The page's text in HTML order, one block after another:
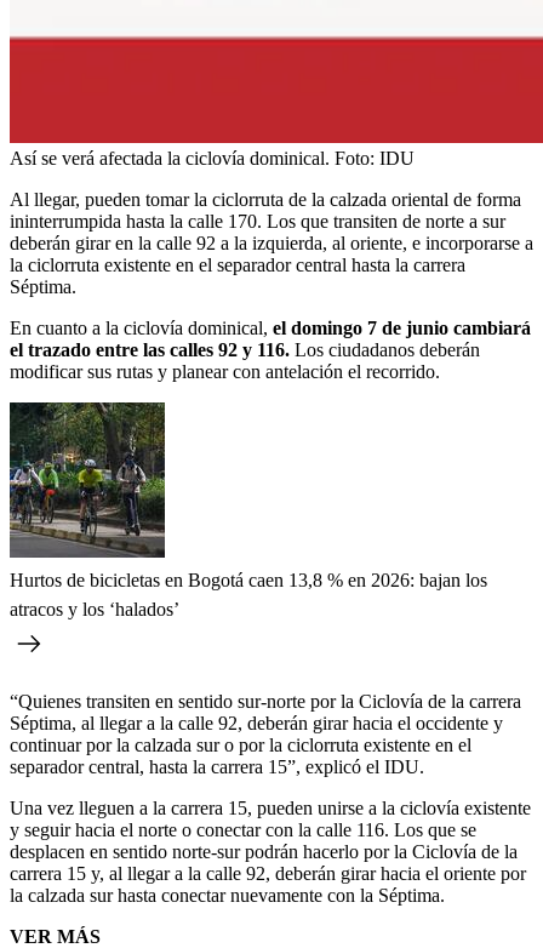
Así se verá afectada la ciclovía dominical. Foto: IDU
Al llegar, pueden tomar la ciclorruta de la calzada oriental de forma
ininterrumpida hasta la calle 170. Los que transiten de norte a sur
deberán girar en la calle 92 a la izquierda, al oriente, e incorporarse a
la ciclorruta existente en el separador central hasta la carrera
Séptima.
En cuanto a la ciclovía dominical, el domingo 7 de junio cambiará
el trazado entre las calles 92 y 116. Los ciudadanos deberán
modificar sus rutas y planear con antelación el recorrido.
Hurtos de bicicletas en Bogotá caen 13,8 % en 2026: bajan los
atracos y los ‘halados’
“Quienes transiten en sentido sur-norte por la Ciclovía de la carrera
Séptima, al llegar a la calle 92, deberán girar hacia el occidente y
continuar por la calzada sur o por la ciclorruta existente en el
separador central, hasta la carrera 15”, explicó el IDU.
Una vez lleguen a la carrera 15, pueden unirse a la ciclovía existente
y seguir hacia el norte o conectar con la calle 116. Los que se
desplacen en sentido norte-sur podrán hacerlo por la Ciclovía de la
carrera 15 y, al llegar a la calle 92, deberán girar hacia el oriente por
la calzada sur hasta conectar nuevamente con la Séptima.
VER MÁS